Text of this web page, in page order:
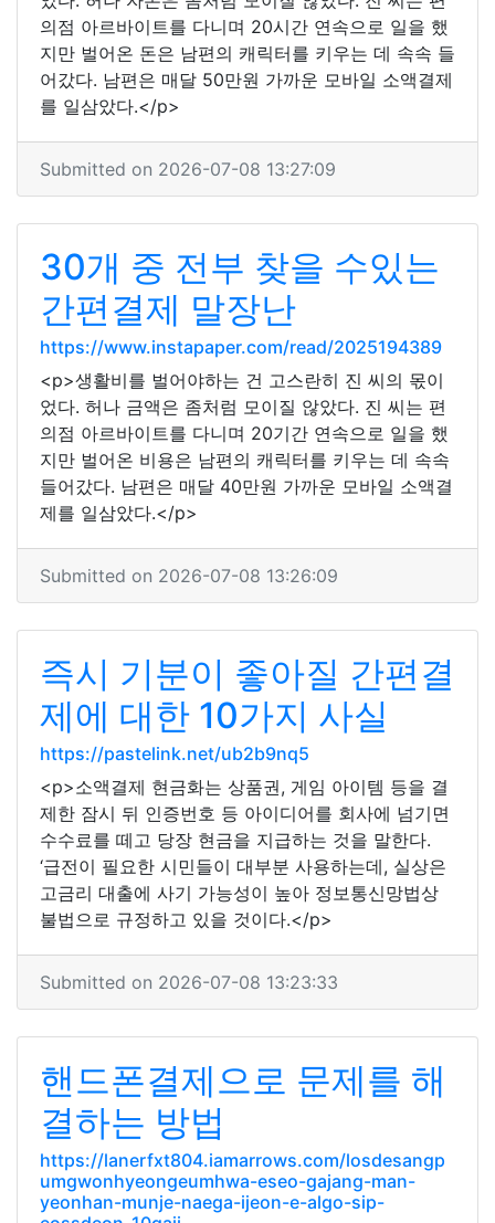
의점 아르바이트를 다니며 20시간 연속으로 일을 했
지만 벌어온 돈은 남편의 캐릭터를 키우는 데 속속 들
어갔다. 남편은 매달 50만원 가까운 모바일 소액결제
를 일삼았다.</p>
Submitted on 2026-07-08 13:27:09
30개 중 전부 찾을 수있는
간편결제 말장난
https://www.instapaper.com/read/2025194389
<p>생활비를 벌어야하는 건 고스란히 진 씨의 몫이
었다. 허나 금액은 좀처럼 모이질 않았다. 진 씨는 편
의점 아르바이트를 다니며 20기간 연속으로 일을 했
지만 벌어온 비용은 남편의 캐릭터를 키우는 데 속속
들어갔다. 남편은 매달 40만원 가까운 모바일 소액결
제를 일삼았다.</p>
Submitted on 2026-07-08 13:26:09
즉시 기분이 좋아질 간편결
제에 대한 10가지 사실
https://pastelink.net/ub2b9nq5
<p>소액결제 현금화는 상품권, 게임 아이템 등을 결
제한 잠시 뒤 인증번호 등 아이디어를 회사에 넘기면
수수료를 떼고 당장 현금을 지급하는 것을 말한다.
‘급전이 필요한 시민들이 대부분 사용하는데, 실상은
고금리 대출에 사기 가능성이 높아 정보통신망법상
불법으로 규정하고 있을 것이다.</p>
Submitted on 2026-07-08 13:23:33
핸드폰결제으로 문제를 해
결하는 방법
https://lanerfxt804.iamarrows.com/losdesangp
umgwonhyeongeumhwa-eseo-gajang-man-
yeonhan-munje-naega-ijeon-e-algo-sip-